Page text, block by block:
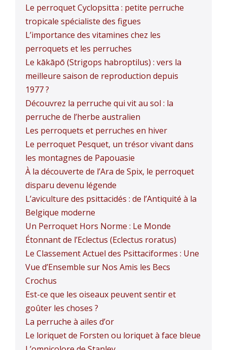
Le perroquet Cyclopsitta : petite perruche
tropicale spécialiste des figues
L’importance des vitamines chez les
perroquets et les perruches
Le kākāpō (Strigops habroptilus) : vers la
meilleure saison de reproduction depuis
1977 ?
Découvrez la perruche qui vit au sol : la
perruche de l’herbe australien
Les perroquets et perruches en hiver
Le perroquet Pesquet, un trésor vivant dans
les montagnes de Papouasie
À la découverte de l’Ara de Spix, le perroquet
disparu devenu légende
L’aviculture des psittacidés : de l’Antiquité à la
Belgique moderne
Un Perroquet Hors Norme : Le Monde
Étonnant de l’Eclectus (Eclectus roratus)
Le Classement Actuel des Psittaciformes : Une
Vue d’Ensemble sur Nos Amis les Becs
Crochus
Est-ce que les oiseaux peuvent sentir et
goûter les choses ?
La perruche à ailes d’or
Le loriquet de Forsten ou loriquet à face bleue